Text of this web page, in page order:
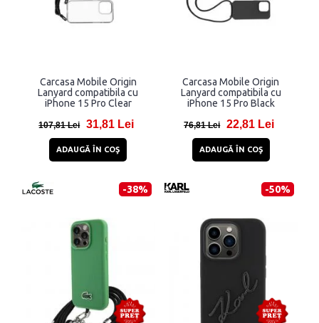
Carcasa Mobile Origin
Lanyard compatibila cu
iPhone 15 Pro Clear
107,81 Lei 31,81 Lei
ADAUGĂ ÎN COŞ
Carcasa Mobile Origin
Lanyard compatibila cu
iPhone 15 Pro Black
76,81 Lei 22,81 Lei
ADAUGĂ ÎN COŞ
-38% -50%